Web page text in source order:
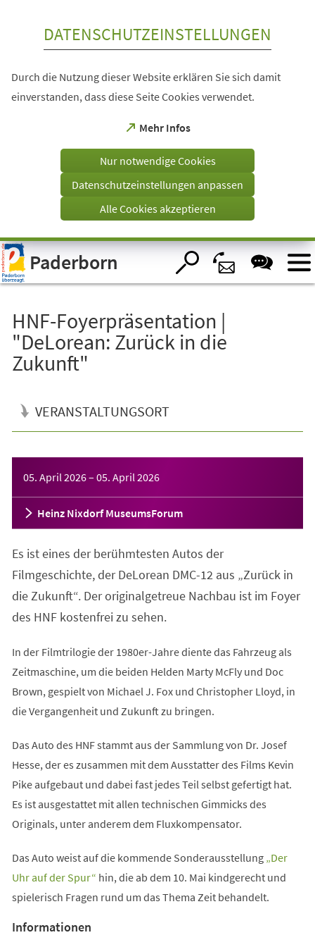
Visuelle
Assistenzsoftware
öffnen.
DATENSCHUTZEINSTELLUNGEN
Durch die Nutzung dieser Website erklären Sie sich damit
einverstanden, dass diese Seite Cookies verwendet.
Mehr Infos
(Öffnet
einem
Tab)
Nur notwendige Cookies
Datenschutzeinstellungen anpassen
Alle Cookies akzeptieren
Paderborn
HNF-Foyerpräsentation |
"DeLorean: Zurück in die
Zukunft"
VERANSTALTUNGSORT
05. April 2026– 05. April 2026
Heinz Nixdorf MuseumsForum
Es ist eines der berühmtesten Autos der
Filmgeschichte, der DeLorean DMC-12 aus „Zurück in
die Zukunft“. Der originalgetreue Nachbau ist im Foyer
des HNF kostenfrei zu sehen.
In der Filmtrilogie der 1980er-Jahre diente das Fahrzeug als
Zeitmaschine, um die beiden Helden Marty McFly und Doc
Brown, gespielt von Michael J. Fox und Christopher Lloyd, in
die Vergangenheit und Zukunft zu bringen.
Das Auto des HNF stammt aus der Sammlung von Dr. Josef
Hesse, der es zusammen mit dem Ausstatter des Films Kevin
Pike aufgebaut und dabei fast jedes Teil selbst gefertigt hat.
Es ist ausgestattet mit allen technischen Gimmicks des
Originals, unter anderem dem Fluxkompensator.
Das Auto weist auf die kommende Sonderausstellung „Der
Uhr auf der Spur“
(Öffnet
neuen
hin, die ab dem 10. Mai kindgerecht und
spielerisch Fragen rund um das Thema Zeit behandelt.
Informationen